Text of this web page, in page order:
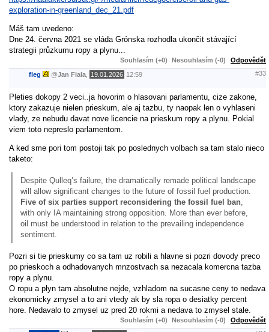
exploration-in-greenland_dec_21.pdf
Máš tam uvedeno:
Dne 24. června 2021 se vláda Grónska rozhodla ukončit stávající
strategii průzkumu ropy a plynu...
Souhlasím (+0) Nesouhlasím (-0) Odpovědět
fleg @Jan Fiala 19.01.2026 12:59 #33
Pleties dokopy 2 veci..ja hovorim o hlasovani parlamentu, cize zakone,
ktory zakazuje nielen prieskum, ale aj tazbu, ty naopak len o vyhlaseni
vlady, ze nebudu davat nove licencie na prieskum ropy a plynu. Pokial
viem toto nepreslo parlamentom.
A ked sme pori tom postoji tak po poslednych volbach sa tam stalo nieco
taketo:
Despite Qulleq’s failure, the dramatically remade political landscape
will allow significant changes to the future of fossil fuel production.
Five of six parties support reconsidering the fossil fuel ban
with only IA maintaining strong opposition. More than ever before,
oil must be understood in relation to the prevailing independence
sentiment.
Pozri si tie prieskumy co sa tam uz robili a hlavne si pozri dovody preco
po prieskoch a odhadovanych mnzostvach sa nezacala komercna tazba
ropy a plynu.
O ropu a plyn tam absolutne nejde, vzhladom na sucasne ceny to nedava
ekonomicky zmysel a to ani vtedy ak by sla ropa o desiatky percent
hore. Nedavalo to zmysel uz pred 20 rokmi a nedava to zmysel stale.
Souhlasím (+0) Nesouhlasím (-0) Odpovědět